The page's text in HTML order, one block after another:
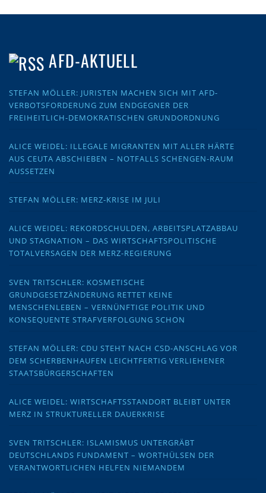
AFD-AKTUELL
STEFAN MÖLLER: JURISTEN MACHEN SICH MIT AFD-
VERBOTSFORDERUNG ZUM ENDGEGNER DER
FREIHEITLICH-DEMOKRATISCHEN GRUNDORDNUNG
ALICE WEIDEL: ILLEGALE MIGRANTEN MIT ALLER HÄRTE
AUS CEUTA ABSCHIEBEN – NOTFALLS SCHENGEN-RAUM
AUSSETZEN
STEFAN MÖLLER: MERZ-KRISE IM JULI
ALICE WEIDEL: REKORDSCHULDEN, ARBEITSPLATZABBAU
UND STAGNATION – DAS WIRTSCHAFTSPOLITISCHE
TOTALVERSAGEN DER MERZ-REGIERUNG
SVEN TRITSCHLER: KOSMETISCHE
GRUNDGESETZÄNDERUNG RETTET KEINE
MENSCHENLEBEN – VERNÜNFTIGE POLITIK UND
KONSEQUENTE STRAFVERFOLGUNG SCHON
STEFAN MÖLLER: CDU STEHT NACH CSD-ANSCHLAG VOR
DEM SCHERBENHAUFEN LEICHTFERTIG VERLIEHENER
STAATSBÜRGERSCHAFTEN
ALICE WEIDEL: WIRTSCHAFTSSTANDORT BLEIBT UNTER
MERZ IN STRUKTURELLER DAUERKRISE
SVEN TRITSCHLER: ISLAMISMUS UNTERGRÄBT
DEUTSCHLANDS FUNDAMENT – WORTHÜLSEN DER
VERANTWORTLICHEN HELFEN NIEMANDEM